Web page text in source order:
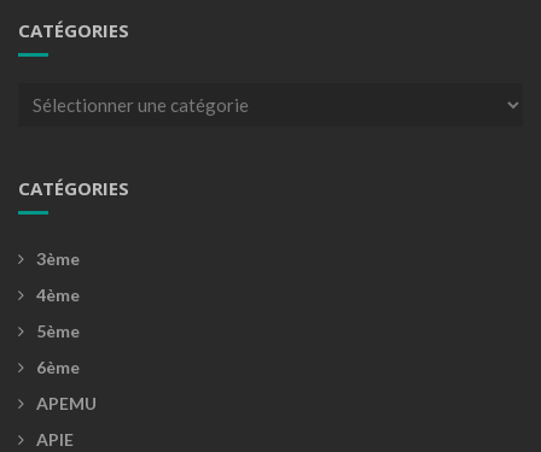
CATÉGORIES
Catégories
CATÉGORIES
3ème
4ème
5ème
6ème
APEMU
APIE